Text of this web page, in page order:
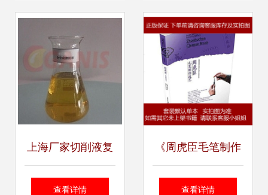
塞式压力计特色项
目
上海厂家切削液复
合剂技术咨询 加尼
查看详情
《周虎臣毛笔制作
技艺》 一部记录非
查看详情